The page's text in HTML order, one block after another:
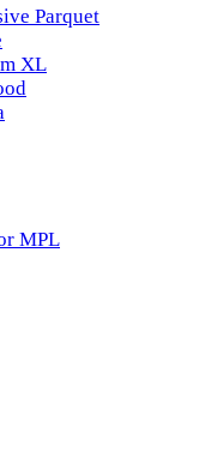
Parquet
XL
MPL